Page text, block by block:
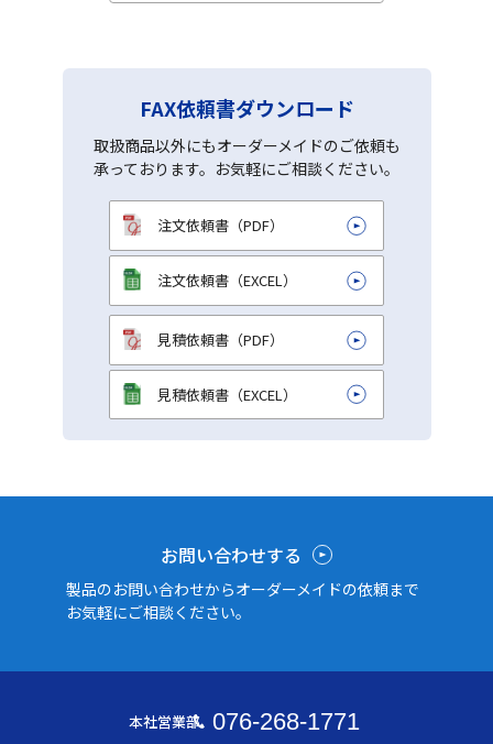
FAX依頼書ダウンロード
取扱商品以外にもオーダーメイドのご依頼も
承っております。お気軽にご相談ください。
注文依頼書（PDF）
注文依頼書（EXCEL）
見積依頼書（PDF）
見積依頼書（EXCEL）
お問い合わせする
製品のお問い合わせからオーダーメイドの依頼まで
お気軽にご相談ください。
本社営業部 076-268-1771